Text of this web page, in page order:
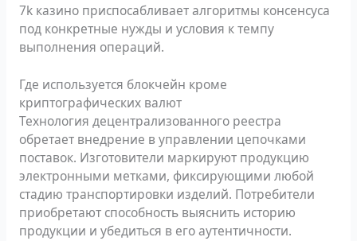
7k казино приспосабливает алгоритмы консенсуса
под конкретные нужды и условия к темпу
выполнения операций.
Где используется блокчейн кроме
криптографических валют
Технология децентрализованного реестра
обретает внедрение в управлении цепочками
поставок. Изготовители маркируют продукцию
электронными метками, фиксирующими любой
стадию транспортировки изделий. Потребители
приобретают способность выяснить историю
продукции и убедиться в его аутентичности.